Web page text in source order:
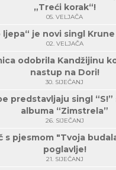
„Treći korak“!
05. VELJAČA
ljepa“ je novi singl
02. VELJAČA
odobrila Kandžijinu
nastup na Dori!
30. SIJEČANJ
predstavljaju singl
albuma “Zimstrela”
26. SIJEČANJ
s pjesmom "Tvoja
poglavlje!
21. SIJEČANJ